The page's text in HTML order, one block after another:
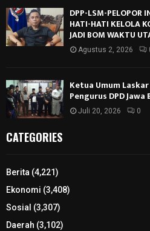
DPP-LSM-PELOPOR
HATI-HATI KELOLA
JADI BOM WAKTU
Agustus 2, 2026
Ketua Umum
Pengurus DPD
Juli 20, 2026 0
CATEGORIES
Berita (4,221)
Ekonomi (3,408)
Sosial (3,307)
Daerah (3,102)